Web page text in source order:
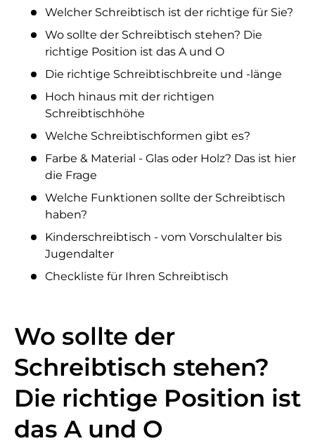
Welcher Schreibtisch ist der richtige für Sie?
Wo sollte der Schreibtisch stehen? Die
richtige Position ist das A und O
Die richtige Schreibtischbreite und -länge
Hoch hinaus mit der richtigen
Schreibtischhöhe
Welche Schreibtischformen gibt es?
Farbe & Material - Glas oder Holz? Das ist hier
die Frage
Welche Funktionen sollte der Schreibtisch
haben?
Kinderschreibtisch - vom Vorschulalter bis
Jugendalter
Checkliste für Ihren Schreibtisch
Wo sollte der
Schreibtisch stehen?
Die richtige Position ist
das A und O